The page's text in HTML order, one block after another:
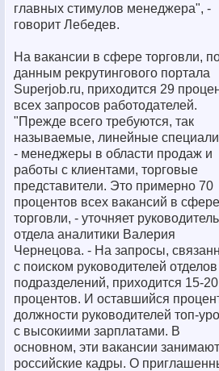
главных стимулов менеджера", -
говорит Лебедев.
На вакансии в сфере торговли,
данным рекрутингового портала
Superjob.ru, приходится 29
всех запросов работодателей.
"Прежде всего требуются, так
называемые, линейные
- менеджеры в области продаж и
работы с клиентами, торговые
представители. Это примерно 70
процентов всех вакансий в сфере
торговли, - уточняет руководитель
отдела аналитики Валерия
Чернецова. - На запросы,
с поиском руководителей
подразделений, приходится 15-20
процентов. И оставшийся
должности руководителей топ-
с высокиими зарплатами. В
основном, эти вакансии занимают
российские кадры. О